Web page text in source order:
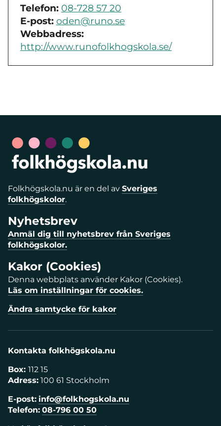
Telefon: 08-728 57 20
E-post: oden@runo.se
Webbadress:
http://www.runofolkhogskola.se/
Folkhögskola.nu är en del av Sveriges
folkhögskolor.
Nyhetsbrev
Anmäl dig till nyhetsbrev från Sveriges
folkhögskolor.
Kakor (Cookies)
Denna webbplats använder Kakor (Cookies).
Läs om inställningar för cookies.
Ändra samtycke för kakor
Kontakta folkhögskola.nu
Box: 112 15
Adress: 100 61 Stockholm
E-post: info@folkhogskola.nu
Telefon: 08-796 00 50